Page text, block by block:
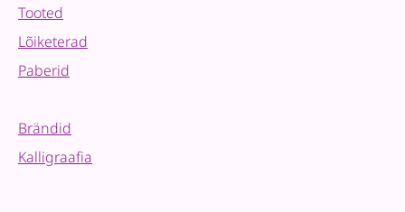
Tooted
Lõiketerad
Paberid
Brändid
Kalligraafia